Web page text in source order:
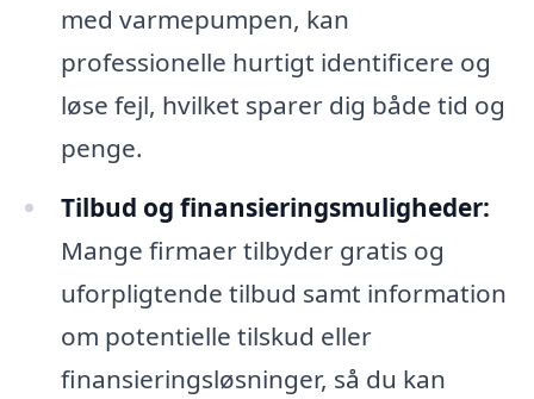
med varmepumpen, kan
professionelle hurtigt identificere og
løse fejl, hvilket sparer dig både tid og
penge.
Tilbud og finansieringsmuligheder:
Mange firmaer tilbyder gratis og
uforpligtende tilbud samt information
om potentielle tilskud eller
finansieringsløsninger, så du kan